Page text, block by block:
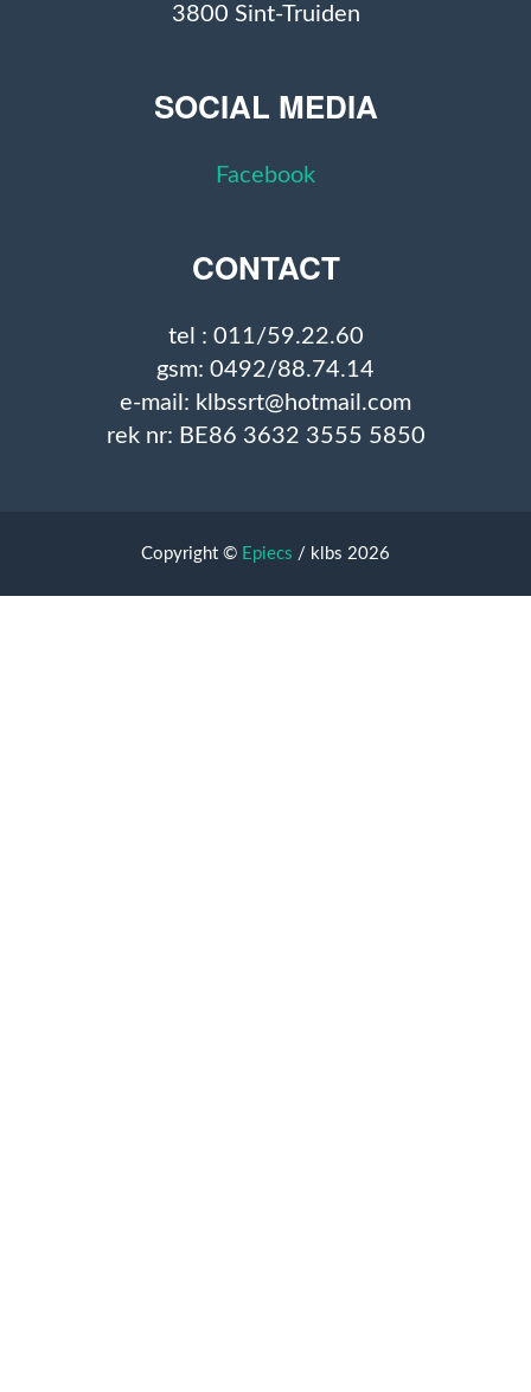
3800 Sint-Truiden
SOCIAL MEDIA
Facebook
CONTACT
tel : 011/59.22.60
gsm: 0492/88.74.14
e-mail: klbssrt@hotmail.com
rek nr: BE86 3632 3555 5850
Copyright © Epiecs / klbs 2026